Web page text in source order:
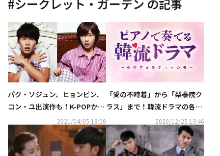
#シークレット・ガーデン の記事
パク・ソジュン、ヒョンビン、
コン・ユ出演作も！K-POPから
話題の韓国ドラマまで続々…春
の「auスマートパスプレミア
ム」は充実のラインナップ
2021/04/05 18:00
「愛の不時着」から「梨泰院ク
ラス」まで！韓流ドラマの各時
代を盛り上げた名曲達が美しい
ピアノカバーアルバムとして登
場
2020/12/25 13:46